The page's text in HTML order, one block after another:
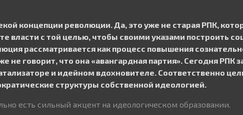
концепции революции. Да, это уже не старая РПК,
власти с той целью, чтобы своими указами построить
рассматривается как процесс повышения
не говорит, что она «авангардная партия». Сегодня РПК
и идейном вдохновителе. Соответственно
структуры собственной идеологией.
есть сильный акцент на идеологическом образовании.